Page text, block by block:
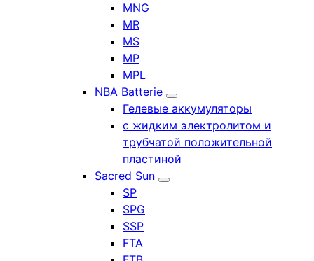
MNG
MR
MS
MP
MPL
NBA Batterie
Гелевые аккумуляторы
с жидким электролитом и
трубчатой положительной
пластиной
Sacred Sun
SP
SPG
SSP
FTA